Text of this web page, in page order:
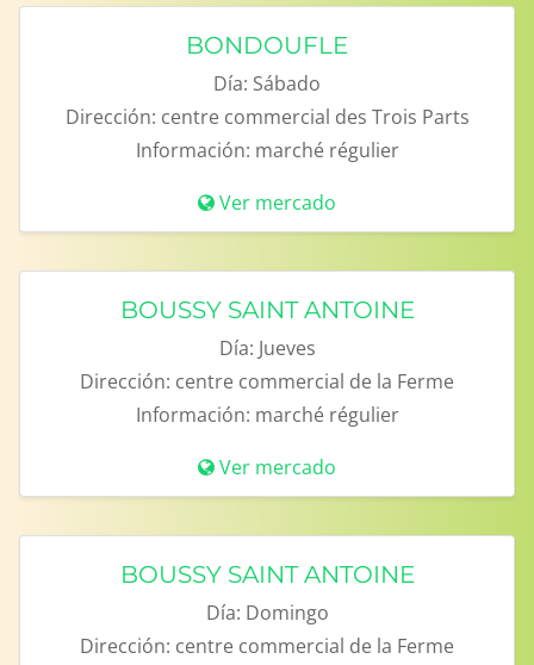
BONDOUFLE
Día: Sábado
Dirección: centre commercial des Trois Parts
Información: marché régulier
Ver mercado
BOUSSY SAINT ANTOINE
Día: Jueves
Dirección: centre commercial de la Ferme
Información: marché régulier
Ver mercado
BOUSSY SAINT ANTOINE
Día: Domingo
Dirección: centre commercial de la Ferme